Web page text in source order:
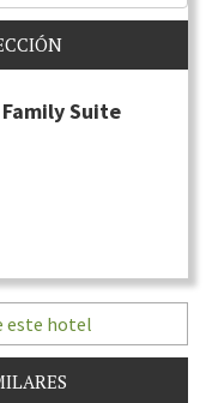
Suite
este hotel